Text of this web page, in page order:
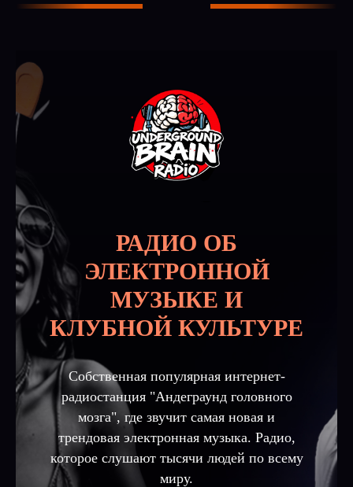
РАДИО ОБ
ЭЛЕКТРОННОЙ
МУЗЫКЕ И
КЛУБНОЙ КУЛЬТУРЕ
Собственная популярная интернет-
радиостанция "Андеграунд головного
мозга", где звучит самая новая и
трендовая электронная музыка. Радио,
которое слушают тысячи людей по всему
миру.